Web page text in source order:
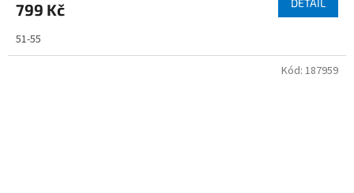
799 Kč DETAIL
51-55
Kód: 187959